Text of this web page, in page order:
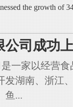
the growth of
司成功
一家以经营
发湖南、浙江
鱼...